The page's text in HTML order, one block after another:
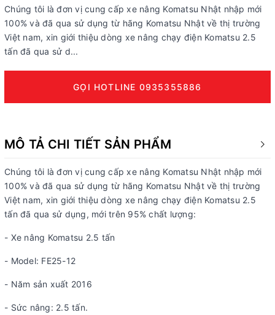
Chúng tôi là đơn vị cung cấp xe nâng Komatsu Nhật nhập mới
100% và đã qua sử dụng từ hãng Komatsu Nhật về thị trường
Việt nam, xin giới thiệu dòng xe nâng chạy điện Komatsu 2.5
tấn đã qua sử d...
GỌI HOTLINE 0935355886
MÔ TẢ CHI TIẾT SẢN PHẨM
Chúng tôi là đơn vị cung cấp xe nâng Komatsu Nhật nhập mới
100% và đã qua sử dụng từ hãng Komatsu Nhật về thị trường
Việt nam, xin giới thiệu dòng xe nâng chạy điện Komatsu 2.5
tấn đã qua sử dụng, mới trên 95% chất lượng:
- Xe nâng Komatsu 2.5 tấn
- Model: FE25-12
- Năm sản xuất 2016
- Sức nâng: 2.5 tấn.